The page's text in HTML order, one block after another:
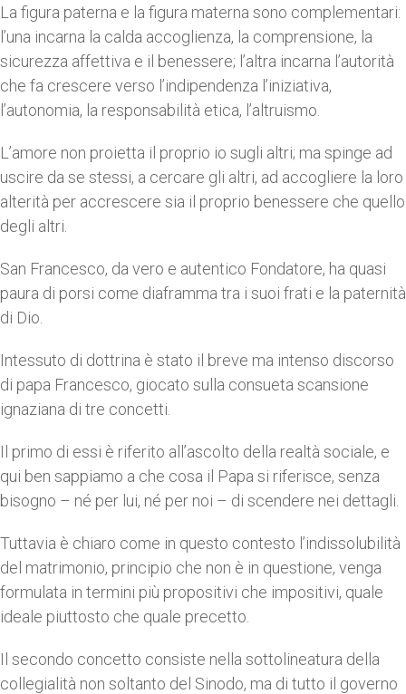
La figura paterna e la figura materna sono complementari:
l’una incarna la calda accoglienza, la comprensione, la
sicurezza affettiva e il benessere; l’altra incarna l’autorità
che fa crescere verso l’indipendenza l’iniziativa,
l’autonomia, la responsabilità etica, l’altruismo.
L’amore non proietta il proprio io sugli altri; ma spinge ad
uscire da se stessi, a cercare gli altri, ad accogliere la loro
alterità per accrescere sia il proprio benessere che quello
degli altri.
San Francesco, da vero e autentico Fondatore, ha quasi
paura di porsi come diaframma tra i suoi frati e la paternità
di Dio.
Intessuto di dottrina è stato il breve ma intenso discorso
di papa Francesco, giocato sulla consueta scansione
ignaziana di tre concetti.
Il primo di essi è riferito all’ascolto della realtà sociale, e
qui ben sappiamo a che cosa il Papa si riferisce, senza
bisogno – né per lui, né per noi – di scendere nei dettagli.
Tuttavia è chiaro come in questo contesto l’indissolubilità
del matrimonio, principio che non è in questione, venga
formulata in termini più propositivi che impositivi, quale
ideale piuttosto che quale precetto.
Il secondo concetto consiste nella sottolineatura della
collegialità non soltanto del Sinodo, ma di tutto il governo